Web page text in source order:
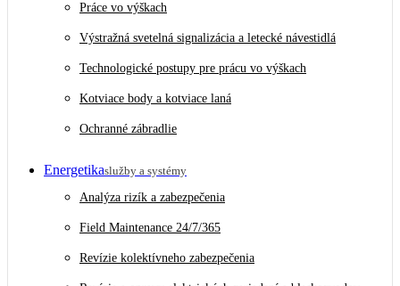
Práce vo výškach
Výstražná svetelná signalizácia a letecké návestidlá
Technologické postupy pre prácu vo výškach
Kotviace body a kotviace laná
Ochranné zábradlie
Energetikaslužby a systémy
Analýza rizík a zabezpečenia
Field Maintenance 24/7/365
Revízie kolektívneho zabezpečenia